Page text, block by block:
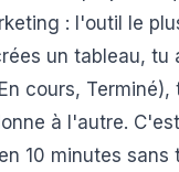
: l'outil le
un tableau, tu
cours,
à l'autre.
10 minutes sans